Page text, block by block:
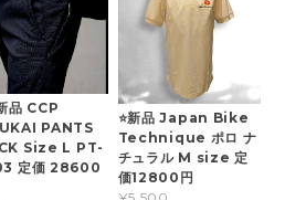
品 CCP
PANTS
Size L PT-
定価 28600
⭐新品 Japan Bike
Technique ポロ ナ
チュラル M size 定
価12800円